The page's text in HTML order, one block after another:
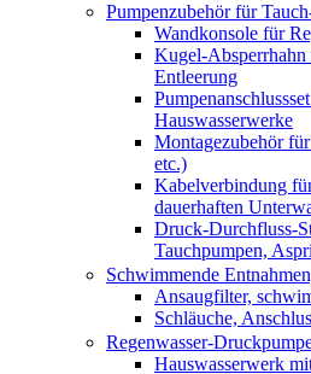
Pumpenzubehör für
Wandkonsole für
Kugel-
Entleerung
Hauswasserwerke
Montagezubehör
etc.)
Kabelverbindung
dauerhaften
Druck-Durchfluss-
Tauchpumpen,
Schwimmende
Ansaugfilter,
Schläuche,
Regenwasser-
Hauswasserwerk